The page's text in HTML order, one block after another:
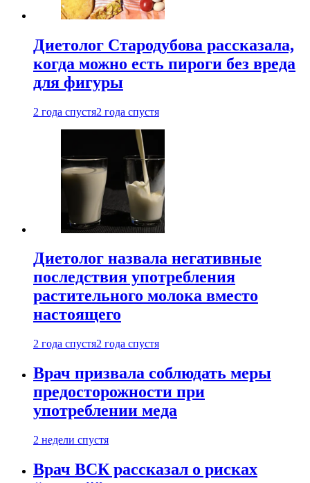
Диетолог Стародубова рассказала,
когда можно есть пироги без вреда
для фигуры
2 года спустя2 года спустя
Диетолог назвала негативные
последствия употребления
растительного молока вместо
настоящего
2 года спустя2 года спустя
Врач призвала соблюдать меры
предосторожности при
употреблении меда
2 недели спустя
Врач ВСК рассказал о рисках